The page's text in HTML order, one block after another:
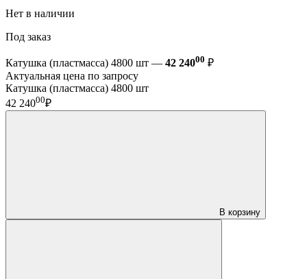
Нет в наличии
Под заказ
Катушка (пластмасса) 4800 шт — 42 24000 ₽
Актуальная цена по запросу
Катушка (пластмасса) 4800 шт
42 24000₽
В корзину